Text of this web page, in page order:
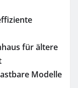
für ältere
Modelle